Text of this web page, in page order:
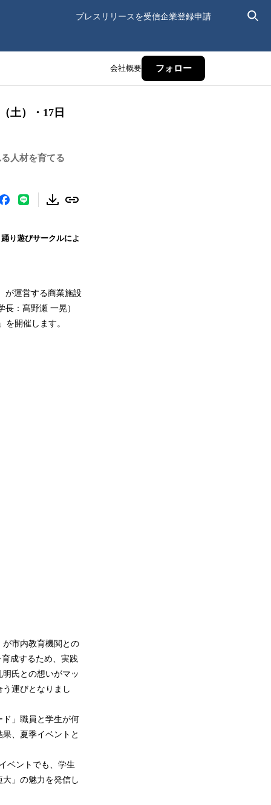
プレスリリースを受信企業登録申請
会社概要 フォロー
土）・17日
人材を育てる
り遊びサークルによ
運営する商業施設
：髙野瀬 一晃）
開催します。
市内教育機関との
成するため、実践
氏との想いがマッ
運びとなりまし
」職員と学生が何
、夏季イベントと
ベントでも、学生
」の魅力を発信し